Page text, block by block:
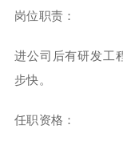
岗位职责：
进公司后有研发工
步快。
任职资格：